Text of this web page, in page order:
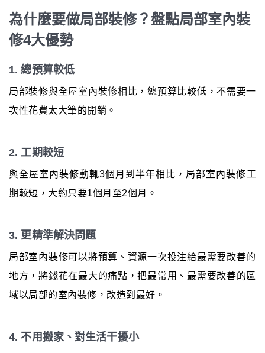
為什麼要做局部裝修？盤點局部室內裝
修4大優勢
1. 總預算較低
局部裝修與全屋室內裝修相比，總預算比較低，不需要一
次性花費太大筆的開銷。
2. 工期較短
與全屋室內裝修動輒3個月到半年相比，局部室內裝修工
期較短，大約只要1個月至2個月。
3. 更精準解決問題
局部室內裝修可以將預算、資源一次投注給最需要改善的
地方，將錢花在最大的痛點，把最常用、最需要改善的區
域以局部的室內裝修，改造到最好。
4. 不用搬家、對生活干擾小